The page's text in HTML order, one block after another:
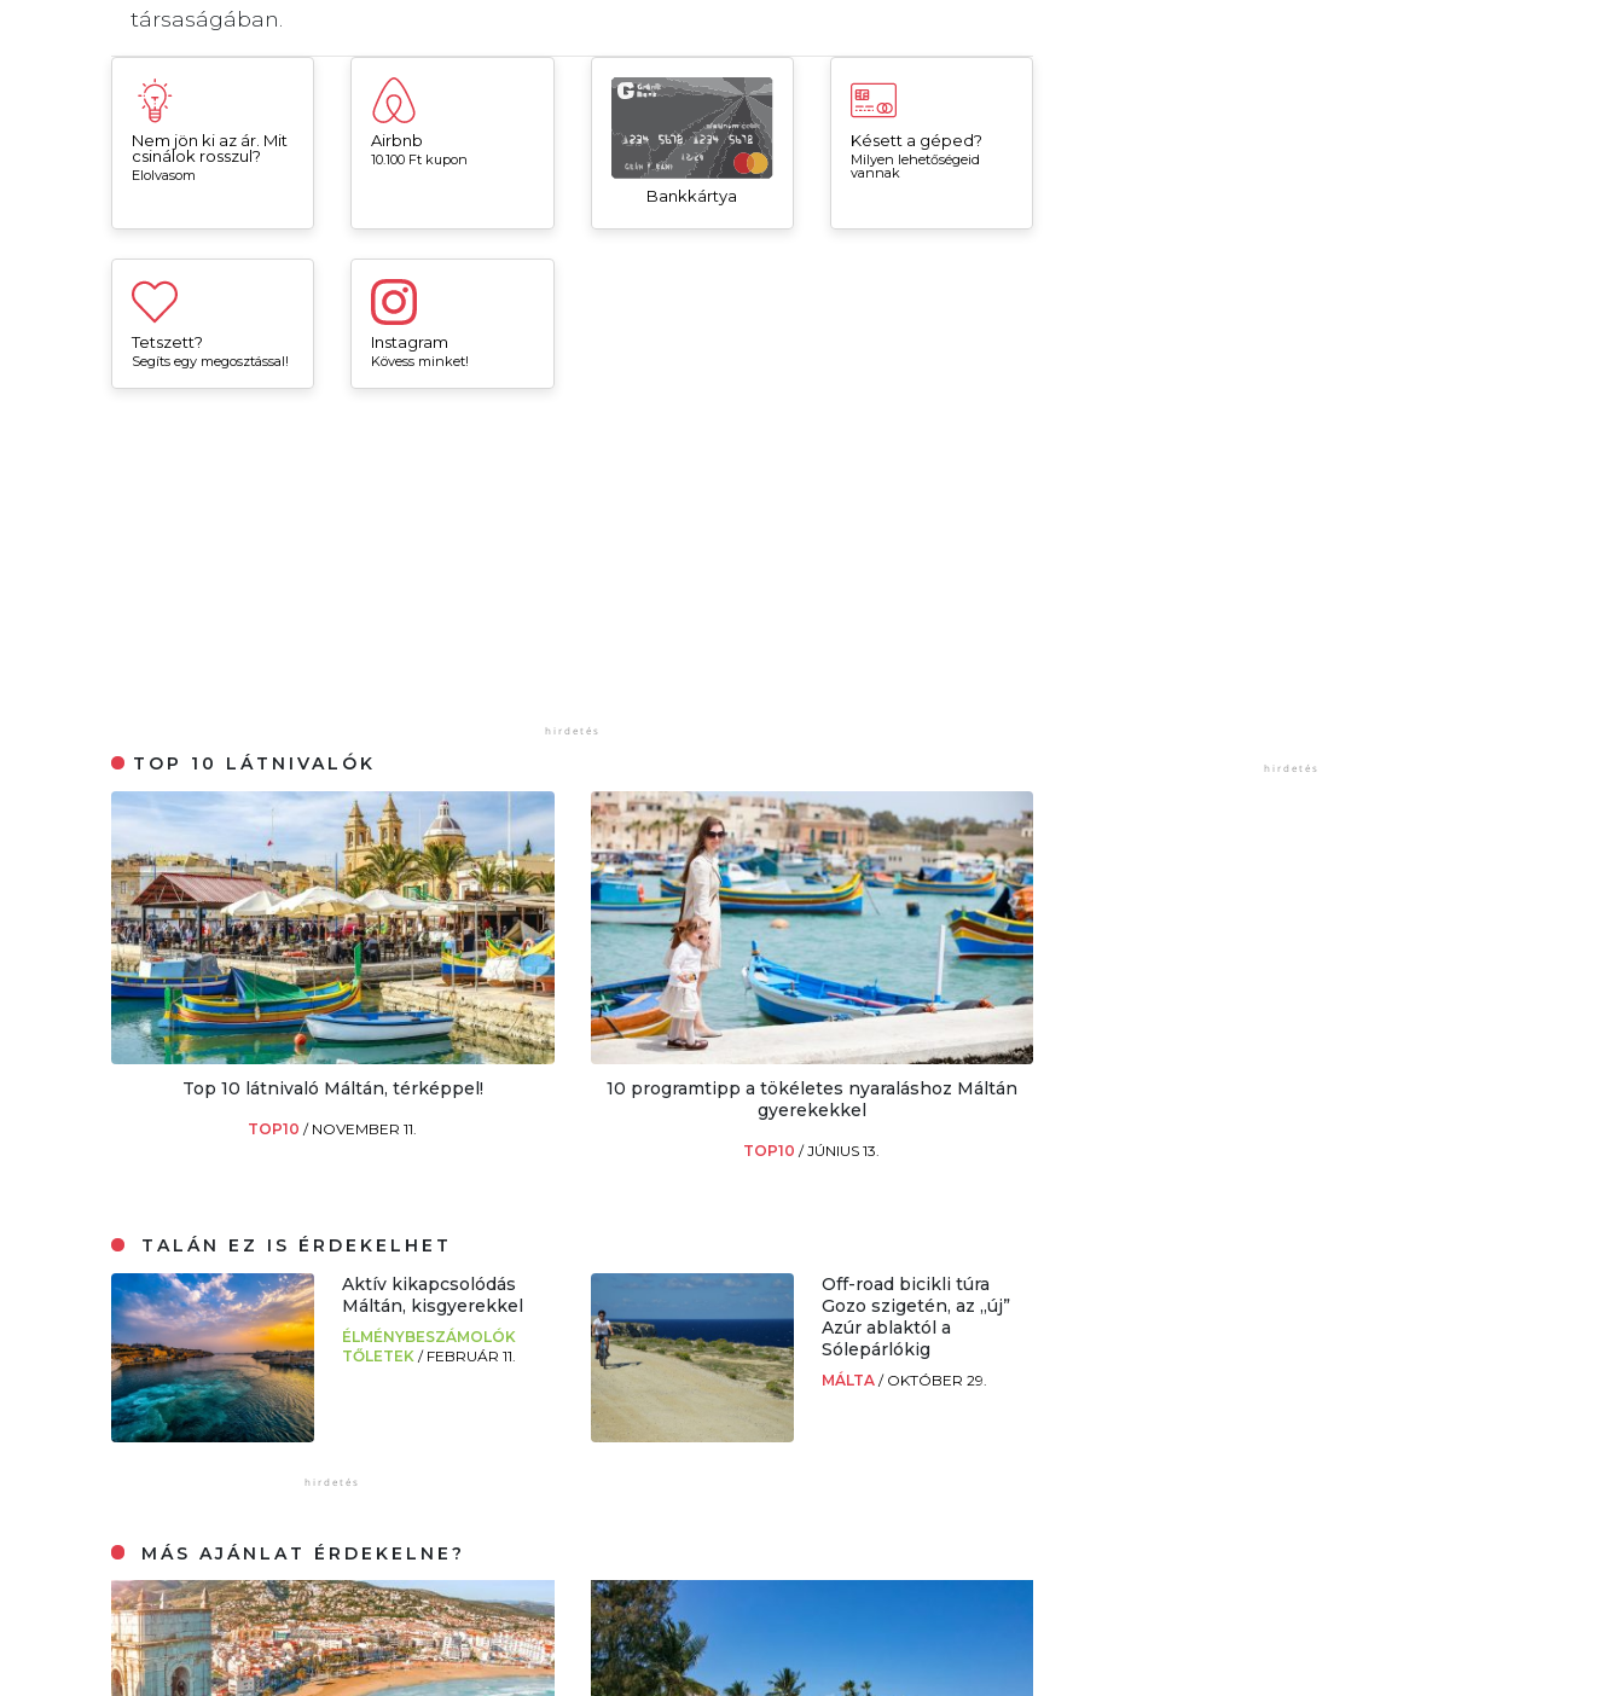
társaságában.
Nem jön ki az ár. Mit
csinálok rosszul?
Elolvasom
Airbnb
10.100 Ft kupon
Bankkártya
Késett a géped?
Milyen lehetőségeid
vannak
Tetszett?
Segíts egy megosztással!
Instagram
Kövess minket!
TOP 10 LÁTNIVALÓK
Top 10 látnivaló Máltán, térképpel!
TOP10/ NOVEMBER 11.
10 programtipp a tökéletes nyaraláshoz Máltán
gyerekekkel
TOP10/JÚNIUS 13.
TALÁN EZ IS ÉRDEKELHET
Aktív kikapcsolódás
Máltán, kisgyerekkel
ÉLMÉNYBESZÁMOLÓK
TŐLETEK/ FEBRUÁR 11.
Off-road bicikli túra
Gozo szigetén, az „új”
Azúr ablaktól a
Sólepárlókig
MÁLTA / OKTÓBER 29.
MÁS AJÁNLAT ÉRDEKELNE?